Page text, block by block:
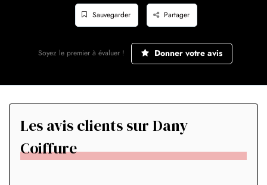
Sauvegarder Partager
Soyez le premier à évaluer ! Donner votre avis
Les avis clients sur Dany
Coiffure